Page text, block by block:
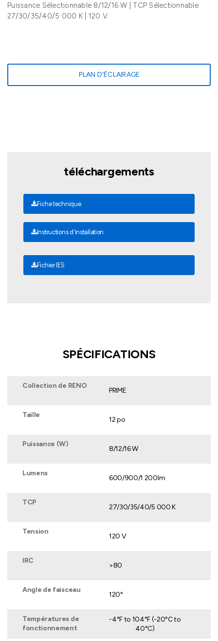
Puissance Sélectionnable 8/12/16 W | TCP Sélectionnable
27/30/35/40/5 000 K | 120 V
PLAN D'ÉCLAIRAGE
téléchargements
Fiche technique
Instructions d'installation
Fichier IES
SPÉCIFICATIONS
Collection de RENO
PRIME
Taille
12 po
Puissance (W)
8/12/16 W
Lumens
600/900/1 200lm
TCP
27/30/35/40/5 000 K
Tension
120 V
IRC
>80
Angle de faisceau
120°
Températures de
fonctionnement
-4°F to 104°F (-20°C to
40°C)